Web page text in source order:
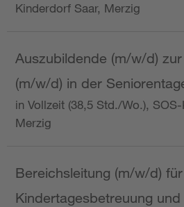
Kinderdorf Saar, Merzig
Auszubildende (m/w/d)
(m/w/d) in der
in Vollzeit (38,5 Std./Wo.),
Merzig
Bereichsleitung (m/w/d) für
Kindertagesbetreuung und